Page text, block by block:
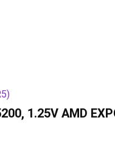
1.25V AMD